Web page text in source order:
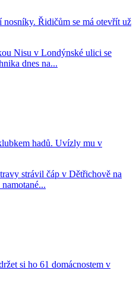
Řidičům se má otevřít už
Nisu v Londýnské ulici se
dnes na...
hadů. Uvízly mu v
strávil čáp v Dětřichově na
si ho 61 domácnostem v